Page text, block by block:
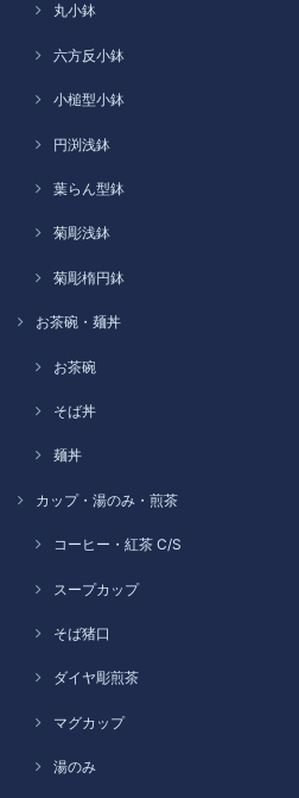
丸小鉢
六方反小鉢
小槌型小鉢
円渕浅鉢
葉らん型鉢
菊彫浅鉢
菊彫楕円鉢
お茶碗・麺丼
お茶碗
そば丼
麺丼
カップ・湯のみ・煎茶
コーヒー・紅茶 C/S
スープカップ
そば猪口
ダイヤ彫煎茶
マグカップ
湯のみ